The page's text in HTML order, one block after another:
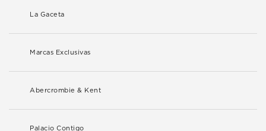
La Gaceta
Marcas Exclusivas
Abercrombie & Kent
Palacio Contigo